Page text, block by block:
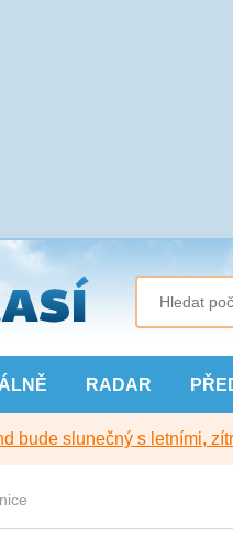
RADAR
bude slunečný s letními,